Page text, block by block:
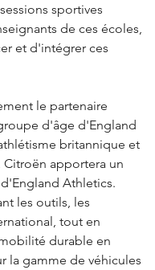
sportives
de ces écoles,
et d'intégrer ces
le partenaire
d'âge d'England
britannique et
apportera un
Athletics.
les outils, les
tout en
durable en
la gamme de véhicules